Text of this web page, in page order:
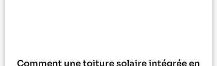
Comment une toiture solaire intégrée en